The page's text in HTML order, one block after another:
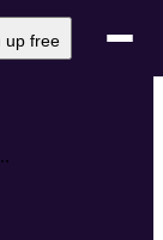
up free